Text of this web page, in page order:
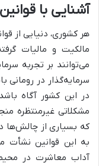
آشنایی با
هر کشوری، دنیایی از
مالکیت و مالیات
می‌توانند بر تجربه
سرمایه‌گذار در
در این کشور آگاه
مشکلاتی غیرمنتظره
که بسیاری از چالش‌ها
به این قوانین نشأت
آداب معاشرت در